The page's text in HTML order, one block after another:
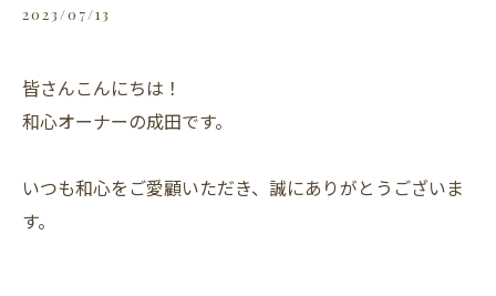
2023/07/13
皆さんこんにちは！
和心オーナーの成田です。
いつも和心をご愛顧いただき、誠にありがとうございま
す。